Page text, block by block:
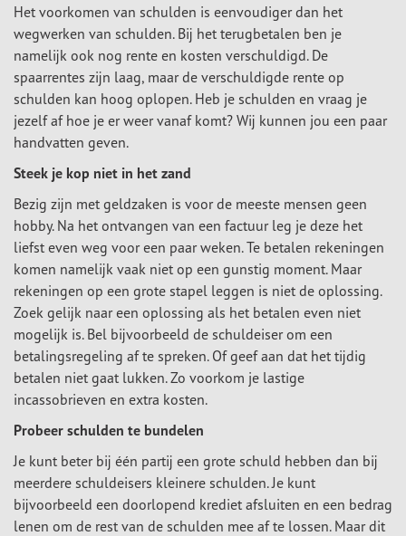
Het voorkomen van schulden is eenvoudiger dan het
wegwerken van schulden. Bij het terugbetalen ben je
namelijk ook nog rente en kosten verschuldigd. De
spaarrentes zijn laag, maar de verschuldigde rente op
schulden kan hoog oplopen. Heb je schulden en vraag je
jezelf af hoe je er weer vanaf komt? Wij kunnen jou een paar
handvatten geven.
Steek je kop niet in het zand
Bezig zijn met geldzaken is voor de meeste mensen geen
hobby. Na het ontvangen van een factuur leg je deze het
liefst even weg voor een paar weken. Te betalen rekeningen
komen namelijk vaak niet op een gunstig moment. Maar
rekeningen op een grote stapel leggen is niet de oplossing.
Zoek gelijk naar een oplossing als het betalen even niet
mogelijk is. Bel bijvoorbeeld de schuldeiser om een
betalingsregeling af te spreken. Of geef aan dat het tijdig
betalen niet gaat lukken. Zo voorkom je lastige
incassobrieven en extra kosten.
Probeer schulden te bundelen
Je kunt beter bij één partij een grote schuld hebben dan bij
meerdere schuldeisers kleinere schulden. Je kunt
bijvoorbeeld een doorlopend krediet afsluiten en een bedrag
lenen om de rest van de schulden mee af te lossen. Maar dit